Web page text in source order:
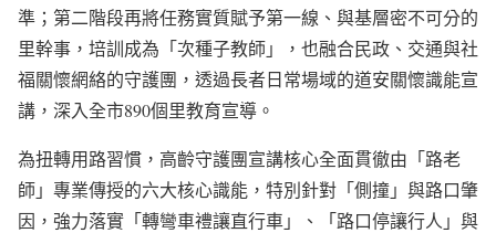
準；第二階段再將任務實質賦予第一線、與基層密不可分的
里幹事，培訓成為「次種子教師」，也融合民政、交通與社
福關懷網絡的守護團，透過長者日常場域的道安關懷識能宣
講，深入全市890個里教育宣導。
為扭轉用路習慣，高齡守護團宣講核心全面貫徹由「路老
師」專業傳授的六大核心識能，特別針對「側撞」與路口肇
因，強力落實「轉彎車禮讓直行車」、「路口停讓行人」與